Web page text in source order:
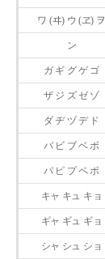
ワ (ヰ) ウ (ヱ) ヲ
ン
ガ ギ グ ゲ ゴ
ザ ジ ズ ゼ ゾ
ダ ヂ ヅ デ ド
バ ビ ブ ベ ボ
パ ピ プ ペ ポ
キャ キュ キョ
ギャ ギュ ギョ
シャ シュ ショ